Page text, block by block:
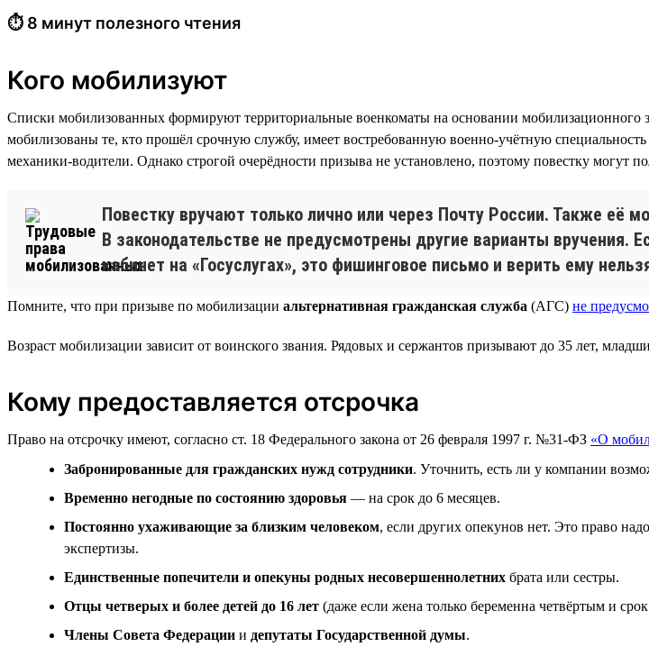
⏱ 8 минут полезного чтения
Кого мобилизуют
Списки мобилизованных формируют территориальные военкоматы на основании
мобилизованы те, кто прошёл срочную службу, имеет востребованную военно-учётную
механики-водители. Однако строгой очерёдности призыва не установлено, поэтому повестку могут
Повестку вручают только лично или через Почту России. Также её
В законодательстве не предусмотрены другие варианты
кабинет на «Госуслугах», это фишинговое письмо и верить ему
Помните, что при призыве по мобилизации альтернативная гражданская служба (АГС) не
Возраст мобилизации зависит от воинского звания. Рядовых и сержантов призывают до 35 лет,
Кому предоставляется отсрочка
Право на отсрочку имеют, согласно ст. 18 Федерального закона от 26 февраля 1997 г. №31-ФЗ «О
Забронированные для гражданских нужд сотрудники. Уточнить, есть ли у компании
Временно негодные по состоянию здоровья — на срок до 6 месяцев.
Постоянно ухаживающие за близким человеком, если других опекунов нет. Это право
экспертизы.
Единственные попечители и опекуны родных несовершеннолетних брата или сестры.
Отцы четверых и более детей до 16 лет (даже если жена только беременна четвёртым и
Члены Совета Федерации и депутаты Государственной думы.